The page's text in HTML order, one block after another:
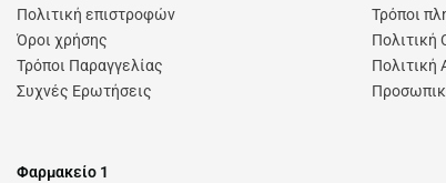
Πολιτική επιστροφών
Όροι χρήσης
Τρόποι Παραγγελίας
Συχνές Ερωτήσεις
Τρόποι
Πολιτική
Πολιτική
Φαρμακείο 1